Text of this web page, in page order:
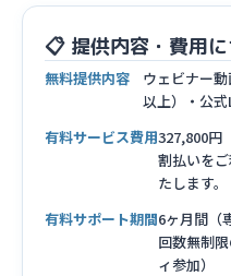
📋 提供内容・費用
無料提供内容
ウェビナー
以上）・公
有料サービス費用327,800円
割払いを
たします。
有料サポート期間6ヶ月間（
回数無制
ィ参加）